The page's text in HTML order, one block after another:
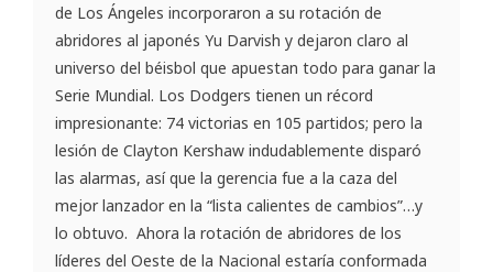
de Los Ángeles incorporaron a su rotación de
abridores al japonés Yu Darvish y dejaron claro al
universo del béisbol que apuestan todo para ganar la
Serie Mundial. Los Dodgers tienen un récord
impresionante: 74 victorias en 105 partidos; pero la
lesión de Clayton Kershaw indudablemente disparó
las alarmas, así que la gerencia fue a la caza del
mejor lanzador en la “lista calientes de cambios”…y
lo obtuvo. Ahora la rotación de abridores de los
líderes del Oeste de la Nacional estaría conformada